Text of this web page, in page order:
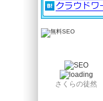
さくらの徒然